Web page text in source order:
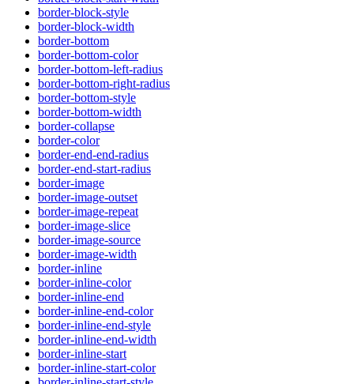
border-block-style
border-block-width
border-bottom
border-bottom-color
border-bottom-left-radius
border-bottom-right-radius
border-bottom-style
border-bottom-width
border-collapse
border-color
border-end-end-radius
border-end-start-radius
border-image
border-image-outset
border-image-repeat
border-image-slice
border-image-source
border-image-width
border-inline
border-inline-color
border-inline-end
border-inline-end-color
border-inline-end-style
border-inline-end-width
border-inline-start
border-inline-start-color